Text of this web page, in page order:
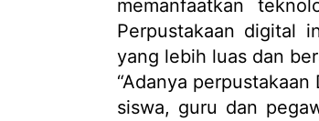
memanfaatkan
Perpustakaan digital
yang lebih luas dan
“Adanya
siswa, guru dan